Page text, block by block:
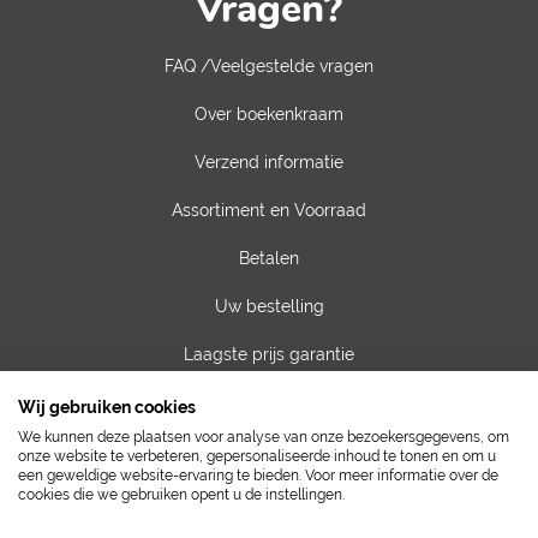
FAQ /Veelgestelde vragen
Over boekenkraam
Verzend informatie
Assortiment en Voorraad
Betalen
Uw bestelling
Laagste prijs garantie
Privacy van gegevens
Algemene voorwaarden
Contact
Wij gebruiken cookies
We kunnen deze plaatsen voor analyse van onze bezoekersgegevens, om
onze website te verbeteren, gepersonaliseerde inhoud te tonen en om u
een geweldige website-ervaring te bieden. Voor meer informatie over de
cookies die we gebruiken opent u de instellingen.